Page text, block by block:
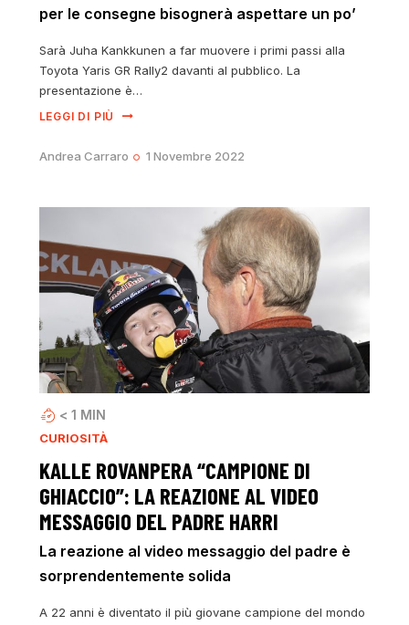
per le consegne bisognerà aspettare un po’
Sarà Juha Kankkunen a far muovere i primi passi alla
Toyota Yaris GR Rally2 davanti al pubblico. La
presentazione è…
LEGGI DI PIÙ
Andrea Carraro 1 Novembre 2022
< 1 MIN
CURIOSITÀ
KALLE ROVANPERA “CAMPIONE DI
GHIACCIO”: LA REAZIONE AL VIDEO
MESSAGGIO DEL PADRE HARRI
La reazione al video messaggio del padre è
sorprendentemente solida
A 22 anni è diventato il più giovane campione del mondo